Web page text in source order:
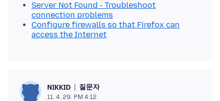
Server Not Found - Troubleshoot
connection problems
Configure firewalls so that Firefox can
access the Internet
NIKKID 질문자
11. 4. 29. PM 4:12